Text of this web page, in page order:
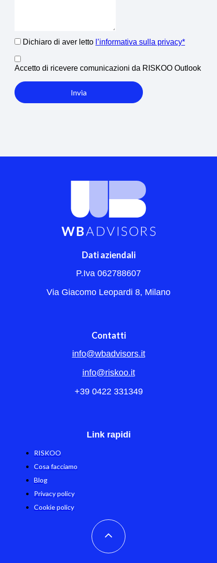
Dichiaro di aver letto l’informativa sulla privacy*
Accetto di ricevere comunicazioni da RISKOO Outlook
Invia
Dati aziendali
P.Iva 062788607
Via Giacomo Leopardi 8, Milano
Contatti
info@wbadvisors.it
info@riskoo.it
+39 0422 331349
Link rapidi
RISKOO
Cosa facciamo
Blog
Privacy policy
Cookie policy